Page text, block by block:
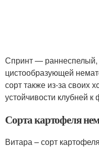
Спринт — раннеспелый,
цистообразующей
сорт также из-за своих
устойчивости клубней к
Сорта картофеля
Витара – сорт